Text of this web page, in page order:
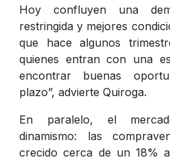
Hoy confluyen una
restringida y mejores
que hace algunos
quienes entran con una
encontrar buenas
plazo”, advierte Quiroga.
En paralelo, el
dinamismo: las
crecido cerca de un 18%